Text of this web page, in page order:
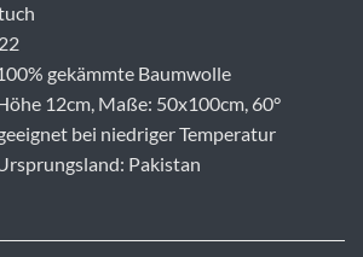
gekämmte Baumwolle
12cm, Maße: 50x100cm, 60°
bei niedriger Temperatur
Pakistan